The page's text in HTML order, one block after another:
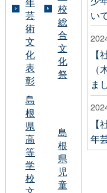
い
ま
年
芸
術
文
化
表
彰
校
総
合
文
化
祭
島
根
県
高
等
学
校
島
根
県
児
童